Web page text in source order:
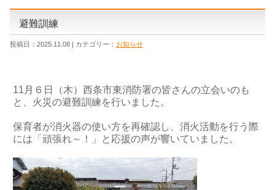
避難訓練
投稿日：2025.11.08 | カテゴリー： お知らせ
11月６日（木）西条市東消防署の皆さんの立会いのも
と、火災の避難訓練を行いました。
保育者が消火器の使い方を再確認し、消火活動を行う際
には「頑張れ～！」と応援の声が響いていました。